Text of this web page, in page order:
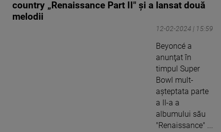
country „Renaissance Part II" şi a lansat două
melodii
12-02-2024 | 15:59
Beyoncé a
anunţat în
timpul Super
Bowl mult-
aşteptata parte
a II-a a
albumului său
"Renaissance" ...